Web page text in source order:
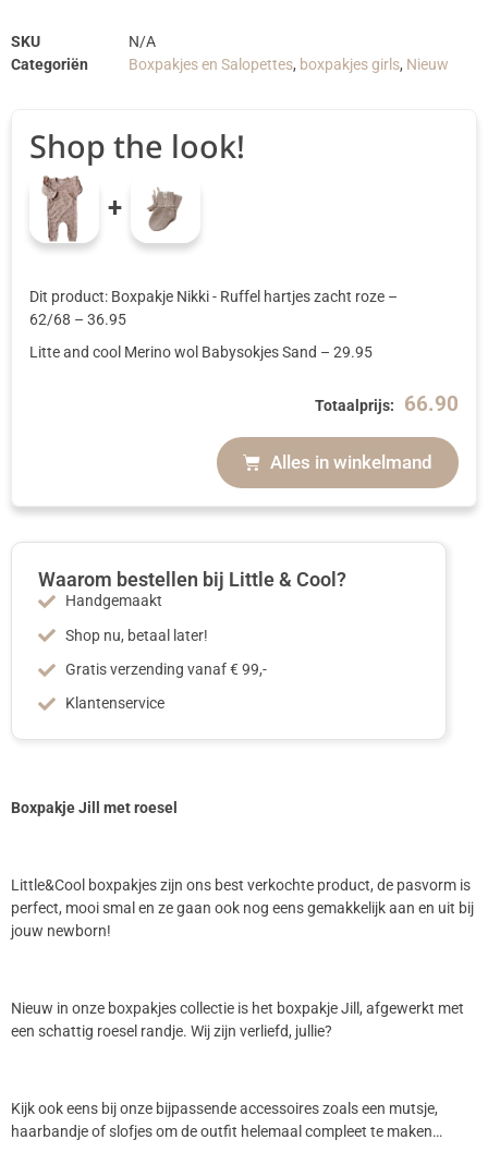
SKU
N/A
Categoriën
Boxpakjes en Salopettes, boxpakjes girls, Nieuw
Shop the look!
+
Totaalprijs: 66.90
Alles in winkelmand
Dit product: Boxpakje Nikki - Ruffel hartjes zacht roze –
62/68 – 36.95
Litte and cool Merino wol Babysokjes Sand – 29.95
Waarom bestellen bij Little & Cool?
Handgemaakt
Shop nu, betaal later!
Gratis verzending vanaf € 99,-
Klantenservice
Boxpakje Jill met roesel
Little&Cool boxpakjes zijn ons best verkochte product, de pasvorm is
perfect, mooi smal en ze gaan ook nog eens gemakkelijk aan en uit bij
jouw newborn!
Nieuw in onze boxpakjes collectie is het boxpakje Jill, afgewerkt met
een schattig roesel randje. Wij zijn verliefd, jullie?
Kijk ook eens bij onze bijpassende accessoires zoals een mutsje,
haarbandje of slofjes om de outfit helemaal compleet te maken…